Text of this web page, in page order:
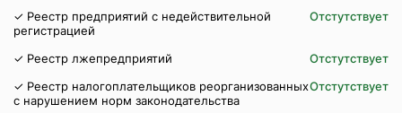
✓ Реестр предприятий с недействительной
регистрацией
Отстутствует
✓ Реестр лжепредприятий
Отстутствует
✓ Реестр налогоплательщиков реорганизованных
с нарушением норм законодательства
Отстутствует